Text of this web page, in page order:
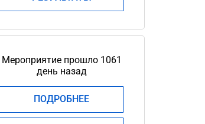
Мероприятие прошло 1061
день назад
ПОДРОБНЕЕ